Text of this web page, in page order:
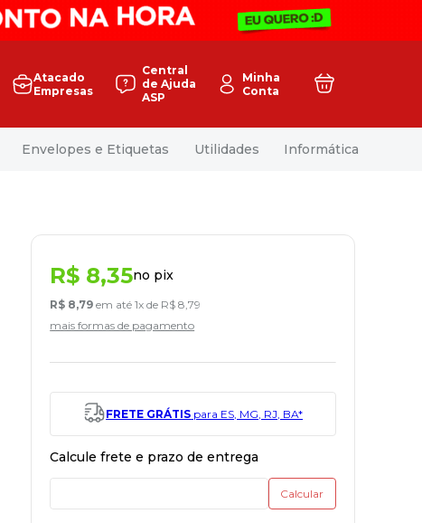
Atacado
Empresas
Central
de Ajuda
ASP
Minha
Conta
Envelopes e Etiquetas Utilidades Informática
R$ 8,35no pix
R$ 8,79 em até1x de R$ 8 ,79
mais formas de pagamento
FRETE GRÁTIS para ES, MG, RJ, BA*